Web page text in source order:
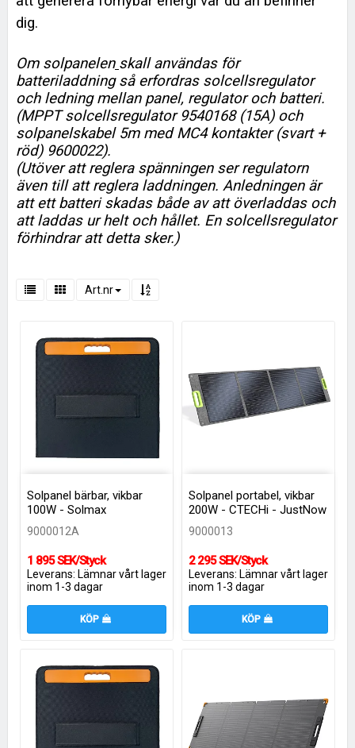
dig.
Om solpanelen skall användas för
batteriladdning så erfordras solcellsregulator
och ledning mellan panel, regulator och batteri.
(MPPT solcellsregulator 9540168 (15A) och
solpanelskabel 5m med MC4 kontakter (svart +
röd) 9600022).
(Utöver att reglera spänningen ser regulatorn
även till att reglera laddningen. Anledningen är
att ett batteri skadas både av att överladdas och
att laddas ur helt och hållet. En solcellsregulator
förhindrar att detta sker.)
Art.nr
Solpanel bärbar, vikbar
100W - Solmax
9000012A
1 895 SEK/Styck
Leverans: Lämnar vårt lager
inom 1-3 dagar
KÖP
Solpanel portabel, vikbar
200W - CTECHi - JustNow
9000013
2 295 SEK/Styck
Leverans: Lämnar vårt lager
inom 1-3 dagar
KÖP